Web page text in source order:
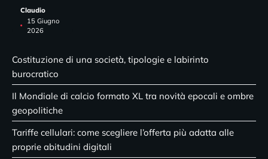
Claudio
15 Giugno
2026
Costituzione di una società, tipologie e labirinto
burocratico
Il Mondiale di calcio formato XL tra novità epocali e ombre
geopolitiche
Tariffe cellulari: come scegliere l’offerta più adatta alle
proprie abitudini digitali